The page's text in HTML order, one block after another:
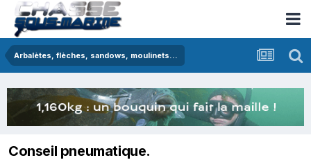
Arbalètes, flèches, sandows, moulinets...
Conseil pneumatique.